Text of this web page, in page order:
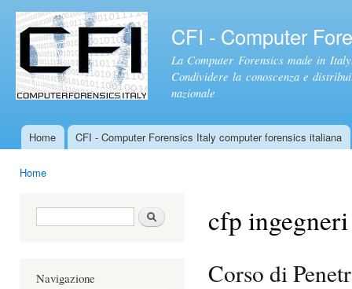
CFI - Computer
La Computer Forensics made in
Condividere la conoscenza e
nazionale
Menu principale
Home CFI - Computer Forensics Italy computer forensics italiana
Home
Form di ricerca Cerca
Navigazione
cfp ingegneri
Corso di